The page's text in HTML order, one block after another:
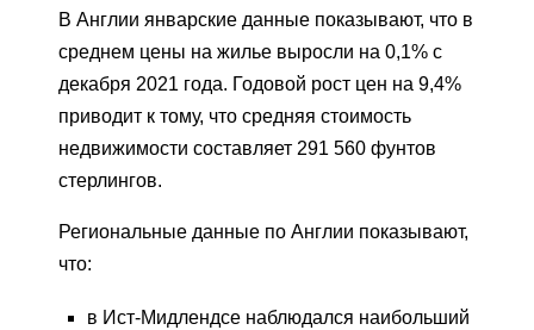
В Англии январские данные показывают, что в
среднем цены на жилье выросли на 0,1% с
декабря 2021 года. Годовой рост цен на 9,4%
приводит к тому, что средняя стоимость
недвижимости составляет 291 560 фунтов
стерлингов.
Региональные данные по Англии показывают,
что:
в Ист-Мидлендсе наблюдался наибольший